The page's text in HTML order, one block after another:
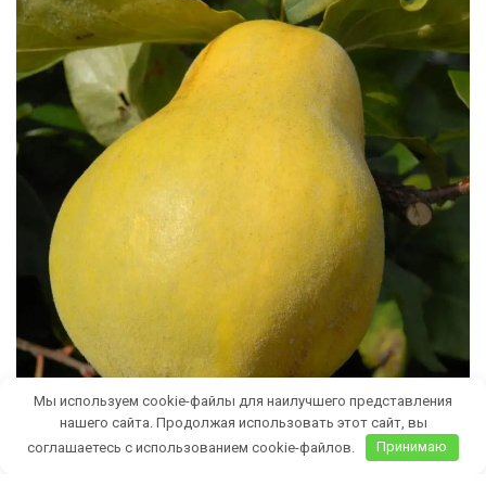
Мы используем cookie-файлы для наилучшего представления
нашего сайта. Продолжая использовать этот сайт, вы
соглашаетесь с использованием cookie-файлов.
Принимаю